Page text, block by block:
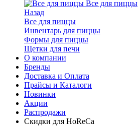
Все для пиццы
Назад
Все для пиццы
Инвентарь для пиццы
Формы для пиццы
Щетки для печи
О компании
Бренды
Доставка и Оплата
Прайсы и Каталоги
Новинки
Акции
Распродажи
Скидки для HoReCa